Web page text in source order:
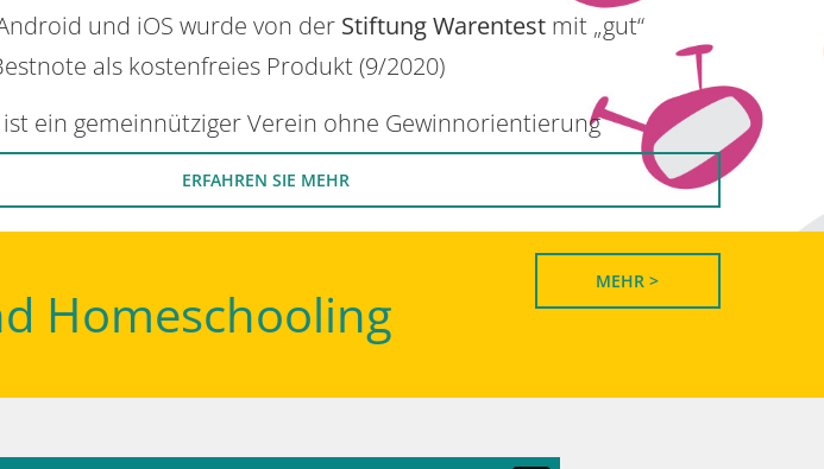
und iOS wurde von der Stiftung Warentestmit „gut“
als kostenfreies Produkt (9/2020)
ein gemeinnütziger Verein ohne Gewinnorientierung
ERFAHREN SIE MEHR
Homeschooling
MEHR >